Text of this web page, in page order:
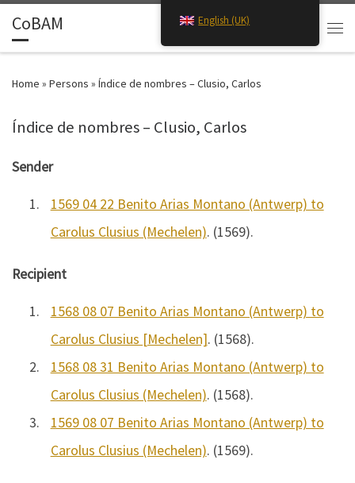
Skip to content
CoBAM
Search
Home » Persons » Índice de nombres – Clusio, Carlos
Índice de nombres – Clusio, Carlos
Sender
1.
1569 04 22 Benito Arias Montano (Antwerp) to
Carolus Clusius (Mechelen). (1569).
Recipient
1.
1568 08 07 Benito Arias Montano (Antwerp) to
Carolus Clusius [Mechelen]. (1568).
2.
1568 08 31 Benito Arias Montano (Antwerp) to
Carolus Clusius (Mechelen). (1568).
3.
1569 08 07 Benito Arias Montano (Antwerp) to
Carolus Clusius (Mechelen). (1569).
English (UK)